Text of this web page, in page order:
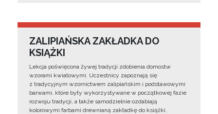
ZALIPIAŃSKA ZAKŁADKA DO
KSIĄŻKI
Lekcja poświęcona żywej tradycji zdobienia domostw
wzorami kwiatowymi. Uczestnicy zapoznają się
z tradycyjnym wzornictwem zalipiańskim i podstawowymi
barwami, które były wykorzystywane w początkowej fazie
rozwoju tradycji, a także samodzielnie ozdabiają
kolorowymi farbami drewnianą zakładkę do książki.